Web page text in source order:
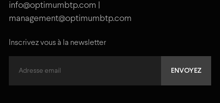
info@optimumbtp.com |
management@optimumbtp.com
Inscrivez vous à la newsletter